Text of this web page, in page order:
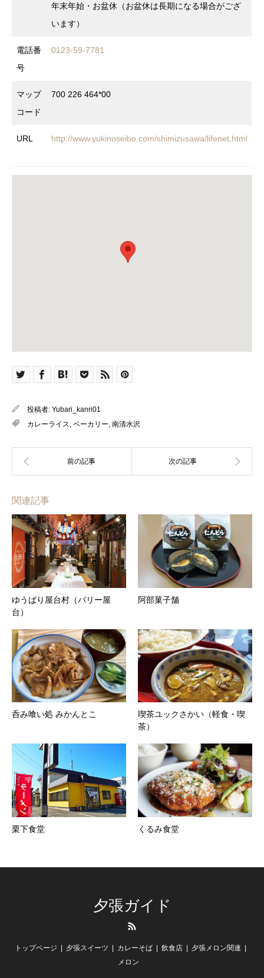
年末年始・お盆休（お盆休は長期になる場合がござ
います）
電話番
号
0123-59-7781
マップ
コード
700 226 464*00
URL http://www.yukinoseibo.com/shimizusawa/lifenet.html
投稿者: Yubari_kanri01
カレーライス, ベーカリー, 南清水沢
関連記事
ゆうばり屋台村（バリー屋
台）
阿部菓子舗
呑み喰い処 みかんとこ
喫茶ユックさかい（軽食・喫
茶）
栗下食堂 くるみ食堂
夕張ガイド
トップページ 夕張スイーツ カレーそば 飲食店
夕張メロン関連
メロン